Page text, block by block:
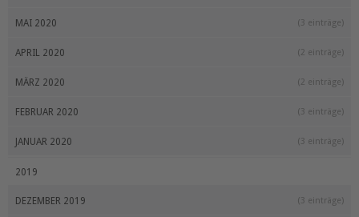
MAI 2020 (3 einträge)
APRIL 2020 (2 einträge)
MÄRZ 2020 (2 einträge)
FEBRUAR 2020 (3 einträge)
JANUAR 2020 (3 einträge)
2019
DEZEMBER 2019 (3 einträge)